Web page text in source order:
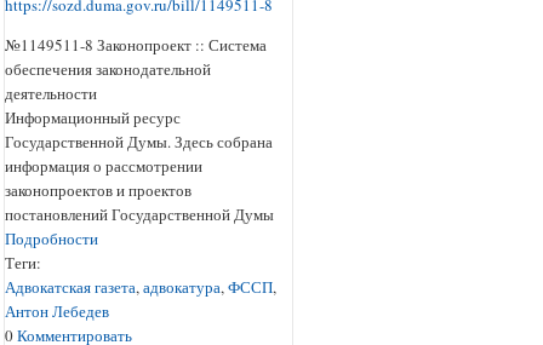
https://sozd.duma.gov.ru/bill/1149511-8
№1149511-8 Законопроект :: Система
обеспечения законодательной
деятельности
Информационный ресурс
Государственной Думы. Здесь собрана
информация о рассмотрении
законопроектов и проектов
постановлений Государственной Думы
Подробности
Теги:
Адвокатская газета,адвокатура,ФССП,
Антон Лебедев
0Комментировать